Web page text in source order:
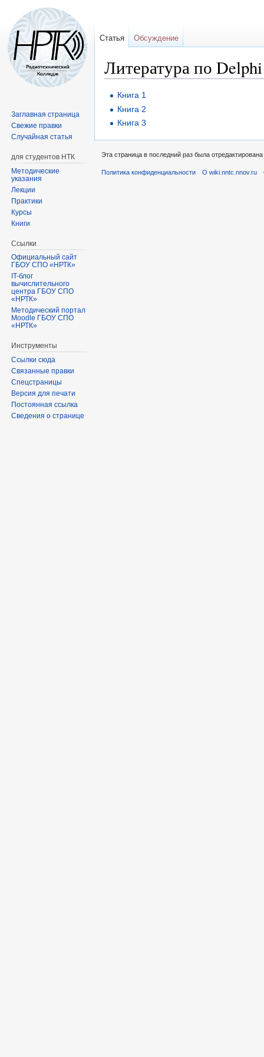
Литература по Delphi
Перейти
навигации
Перейти
поиску
Книга 1
Книга 2
Книга 3
Статья Обсуждение
Заглавная страница
Свежие правки
Случайная статья
для студентов НТК
Методические
указания
Лекции
Практики
Курсы
Книги
Ссылки
Официальный сайт
ГБОУ СПО «НРТК»
IT-блог
вычислительного
центра ГБОУ СПО
«НРТК»
Методический портал
Moodle ГБОУ СПО
«НРТК»
Инструменты
Ссылки сюда
Связанные правки
Спецстраницы
Версия для печати
Постоянная ссылка
Сведения о странице
Эта страница в последний раз была
Политика конфиденциальности О wiki.nntc.nnov.ru